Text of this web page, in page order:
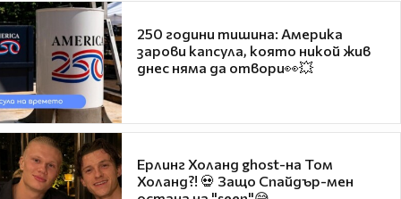
250 години тишина: Америка
зарови капсула, която никой жив
днес няма да отвори👀💥
Ерлинг Холанд ghost-на Том
Холанд?! 💀 Защо Спайдър-мен